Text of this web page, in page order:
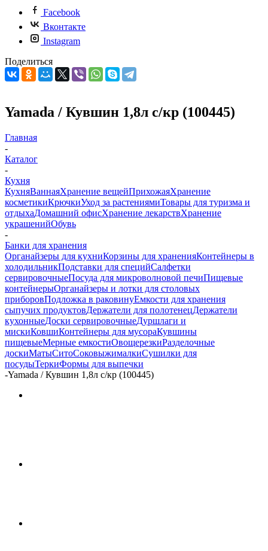
Facebook
Вконтакте
Instagram
Поделиться
Yamada / Кувшин 1,8л с/кр (100445)
Главная
-
Каталог
-
Кухня
КухняВаннаяХранение вещейПрихожаяХранение
косметикиКрючкиУход за растениямиТовары для туризма и
отдыхаДомашний офисХранение лекарствХранение
украшенийОбувь
-
Банки для хранения
Органайзеры для кухниКорзины для храненияКонтейнеры в
холодильникПодставки для специйСалфетки
сервировочныеПосуда для микроволновой печиПищевые
контейнерыОрганайзеры и лотки для столовых
приборовПодложка в раковинуЕмкости для хранения
сыпучих продуктовДержатели для полотенецДержатели
кухонныеДоски сервировочныеДуршлаги и
мискиКовшиКонтейнеры для мусораКувшины
пищевыеМерные емкостиОвощерезкиРазделочные
доскиМатыСитоСоковыжималкиСушилки для
посудыТеркиФормы для выпечки
-Yamada / Кувшин 1,8л с/кр (100445)